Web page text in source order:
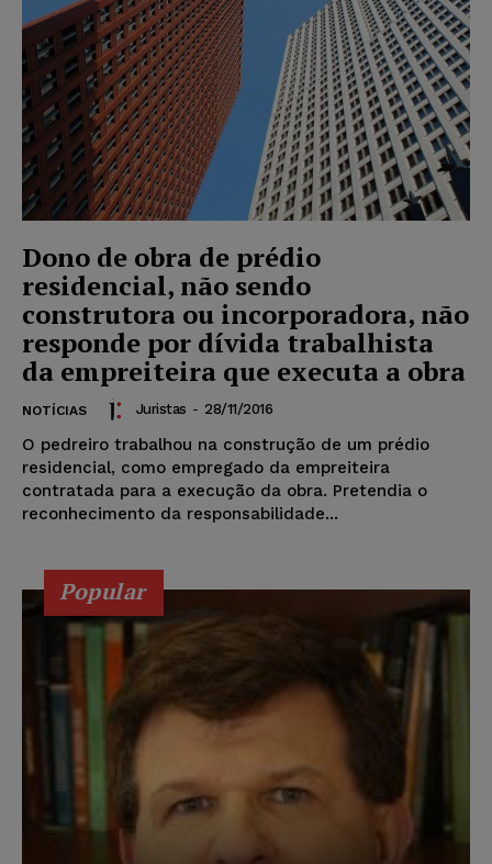
Dono de obra de prédio
residencial, não sendo
construtora ou incorporadora, não
responde por dívida trabalhista
da empreiteira que executa a obra
NOTÍCIAS Juristas - 28/11/2016
O pedreiro trabalhou na construção de um prédio
residencial, como empregado da empreiteira
contratada para a execução da obra. Pretendia o
reconhecimento da responsabilidade...
Popular